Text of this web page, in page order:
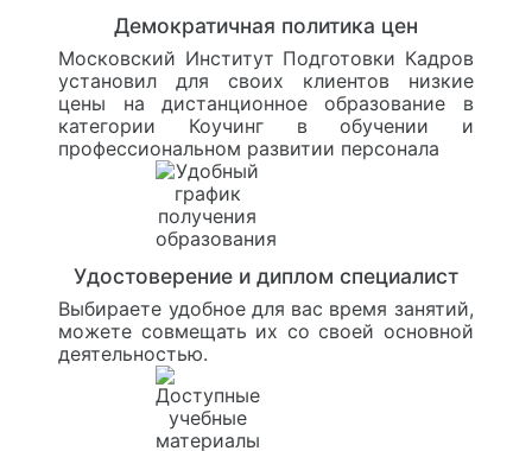
Демократичная политика цен
Московский Институт Подготовки Кадров
установил для своих клиентов низкие
цены на дистанционное образование в
категории Коучинг в обучении и
профессиональном развитии персонала
Удостоверение и диплом специалист
Выбираете удобное для вас время занятий,
можете совмещать их со своей основной
деятельностью.